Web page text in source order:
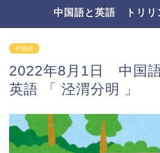
中国語と英語 トリリ
中国語
2022年8月1日 中国
英語 「 泾渭分明 」